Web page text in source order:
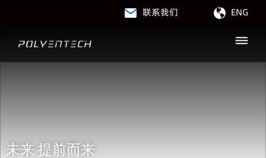
联系我们 ENG
未来 提前而来